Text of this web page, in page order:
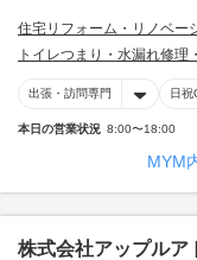
住宅リフォーム・リノベー
トイレつまり・水漏れ修理
出張・訪問専門 日祝
本日の営業状況 8:00〜18:00
MYM
株式会社アップルア